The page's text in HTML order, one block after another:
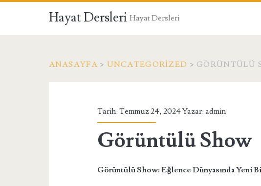
Hayat Dersleri Hayat Dersleri
ANASAYFA > UNCATEGORIZED > GÖRÜNTÜLÜ
Tarih: Temmuz 24, 2024 Yazar:admin
Görüntülü Show
Görüntülü Show: Eğlence Dünyasında Yeni